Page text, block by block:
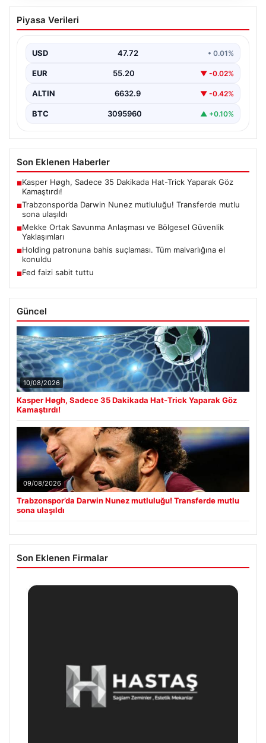
Trabzonspor’da Darwin Nunez
mutluluğu! Transferde mutlu sona
Piyasa Verileri
USD 47.72 • 0.01%
EUR 55.20 ▼ -0.02%
ALTIN 6632.9 ▼ -0.42%
BTC 3095960 ▲ +0.10%
Son Eklenen Haberler
■Kasper Høgh, Sadece 35 Dakikada Hat-Trick Yaparak Göz
Kamaştırdı!
■Trabzonspor’da Darwin Nunez mutluluğu! Transferde mutlu
sona ulaşıldı
■Mekke Ortak Savunma Anlaşması ve Bölgesel Güvenlik
Yaklaşımları
■Holding patronuna bahis suçlaması. Tüm malvarlığına el
konuldu
■Fed faizi sabit tuttu
Güncel
10/08/2026
Kasper Høgh, Sadece 35 Dakikada Hat-Trick Yaparak Göz
Kamaştırdı!
09/08/2026
Trabzonspor’da Darwin Nunez mutluluğu! Transferde mutlu
sona ulaşıldı
Son Eklenen Firmalar